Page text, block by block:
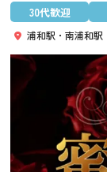
30代歓迎
浦和駅・南浦和駅